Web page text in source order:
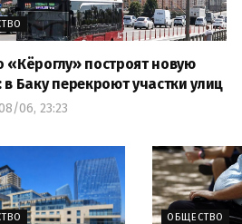
«Кёроглу» построят новую
в Баку перекроют участки улиц
06, 23:23
ОБЩЕСТВО